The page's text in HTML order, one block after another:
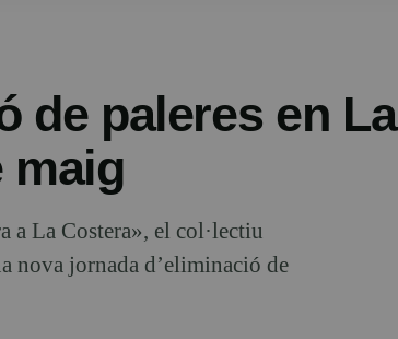
de paleres en La
maig
a La Costera», el col·lectiu
nova jornada d’eliminació de